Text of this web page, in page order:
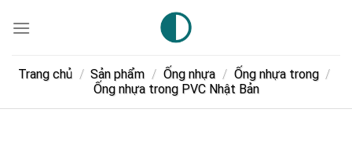
Trang chủ / Sản phẩm / Ống nhựa / Ống nhựa trong /
Ống nhựa trong PVC Nhật Bản